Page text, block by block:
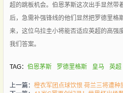
超的跳板机会。伯恩茅斯这次出手显然带
后，急需补强锋线的他们显然把罗德里格
来，这位乌拉圭小将能否适应英超的高强
我们答案。
TAG： 伯恩茅斯 罗德里格斯 皇马 英超
上一篇： 橙衣军团点球饮恨 荷兰三将遭种